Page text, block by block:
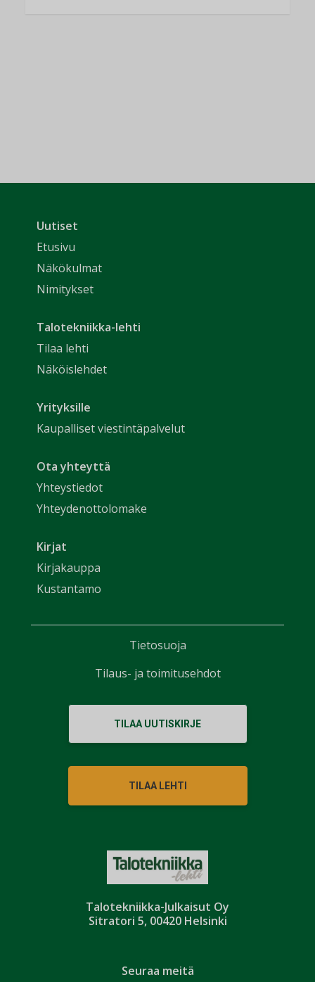
Talotekniikka-Julkaisut Oy
Sitratori 5, 00420 Helsinki
Uutiset
Etusivu
Näkökulmat
Nimitykset
Talotekniikka-lehti
Tilaa lehti
Näköislehdet
Yrityksille
Kaupalliset viestintäpalvelut
Ota yhteyttä
Yhteystiedot
Yhteydenottolomake
Kirjat
Kirjakauppa
Kustantamo
TILAA UUTISKIRJE
TILAA LEHTI
Seuraa meitä
Tietosuoja
Tilaus- ja toimitusehdot